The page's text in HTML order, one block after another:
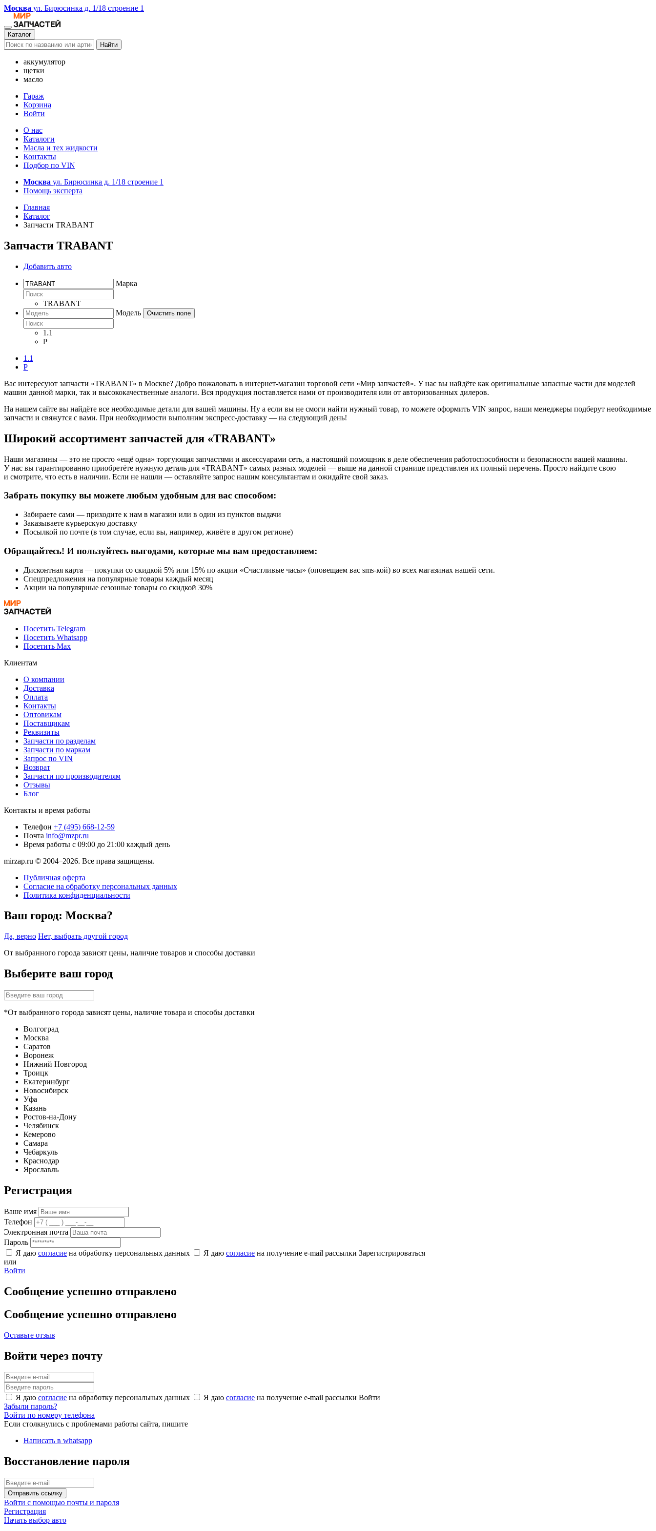
Москва ул. Бирюсинка д. 1/18 строение 1
Каталог
Найти
аккумулятор
щетки
масло
Гараж
Корзина
Войти
О нас
Каталоги
Масла и тех жидкости
Контакты
Подбор по VIN
Москва ул. Бирюсинка д. 1/18 строение 1
Помощь эксперта
Главная
Каталог
Запчасти TRABANT
Запчасти TRABANT
Добавить авто
Марка
TRABANT
Модель
Очистить поле
1.1
P
1.1
P
Вас интересуют запчасти «TRABANT» в Москве? Добро пожаловать в интернет-магазин торговой сети «Мир запчастей». У нас вы найдёте как оригинальные запасные части для моделей
машин данной марки, так и высококачественные аналоги. Вся продукция поставляется нами от производителя или от авторизованных дилеров.
На нашем сайте вы найдёте все необходимые детали для вашей машины. Ну а если вы не смоги найти нужный товар, то можете оформить VIN запрос, наши менеджеры подберут необходимые
запчасти и свяжутся с вами. При необходимости выполним экспресс-доставку — на следующий день!
Широкий ассортимент запчастей для «TRABANT»
Наши магазины — это не просто «ещё одна» торгующая запчастями и аксессуарами сеть, а настоящий помощник в деле обеспечения работоспособности и безопасности вашей машины.
У нас вы гарантированно приобретёте нужную деталь для «TRABANT» самых разных моделей — выше на данной странице представлен их полный перечень. Просто найдите свою
и смотрите, что есть в наличии. Если не нашли — оставляйте запрос нашим консультантам и ожидайте свой заказ.
Забрать покупку вы можете любым удобным для вас способом:
Забираете сами — приходите к нам в магазин или в один из пунктов выдачи
Заказываете курьерскую доставку
Посылкой по почте (в том случае, если вы, например, живёте в другом регионе)
Обращайтесь! И пользуйтесь выгодами, которые мы вам предоставляем:
Дисконтная карта — покупки со скидкой 5% или 15% по акции «Счастливые часы» (оповещаем вас sms-кой) во всех магазинах нашей сети.
Спецпредложения на популярные товары каждый месяц
Акции на популярные сезонные товары со скидкой 30%
Посетить Telegram
Посетить Whatsapp
Посетить Max
Клиентам
О компании
Доставка
Оплата
Контакты
Оптовикам
Поставщикам
Реквизиты
Запчасти по разделам
Запчасти по маркам
Запрос по VIN
Возврат
Запчасти по производителям
Отзывы
Блог
Контакты и время работы
Телефон +7 (495) 668-12-59
Почта info@mzpr.ru
Время работы с 09:00 до 21:00 каждый день
mirzap.ru © 2004–2026. Все права защищены.
Публичная оферта
Согласие на обработку персональных данных
Политика конфиденциальности
Ваш город: Москва?
Да, верно Нет, выбрать другой город
От выбранного города зависят цены, наличие товаров и способы доставки
Выберите ваш город
*От выбранного города зависят цены, наличие товара и способы доставки
Волгоград
Москва
Саратов
Воронеж
Нижний Новгород
Троицк
Екатеринбург
Новосибирск
Уфа
Казань
Ростов-на-Дону
Челябинск
Кемерово
Самара
Чебаркуль
Краснодар
Ярославль
Регистрация
Ваше имя
Телефон
Электронная почта
Пароль
Я даю согласие на обработку персональных данных Я даю согласие на получение e-mail рассылки Зарегистрироваться
или
Войти
Сообщение успешно отправлено
Сообщение успешно отправлено
Оставьте отзыв
Войти через почту
Я даю согласие на обработку персональных данных Я даю согласие на получение e-mail рассылки Войти
Забыли пароль?
Войти по номеру телефона
Если столкнулись с проблемами работы сайта, пишите
Написать в whatsapp
Восстановление пароля
Отправить ссылку
Войти с помощью почты и пароля
Регистрация
Начать выбор авто